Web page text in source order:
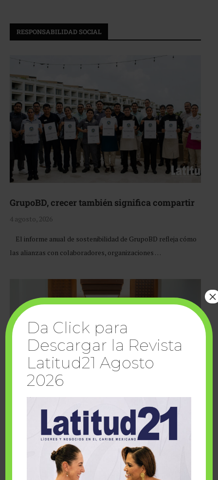
RESPONSABILIDAD SOCIAL
GrupoBD, crecer también significa compartir
4 agosto, 2026
El informe anual de sostenibilidad de GrupoBD refleja cómo
las alianzas con colaboradores, organizaciones …
Cuando la solidaridad inspira; cumplen
sueños Fairmont Mayakoba y Make-A-Wish
Da Click para
Descargar la Revista
Latitud21 Agosto
2026
×